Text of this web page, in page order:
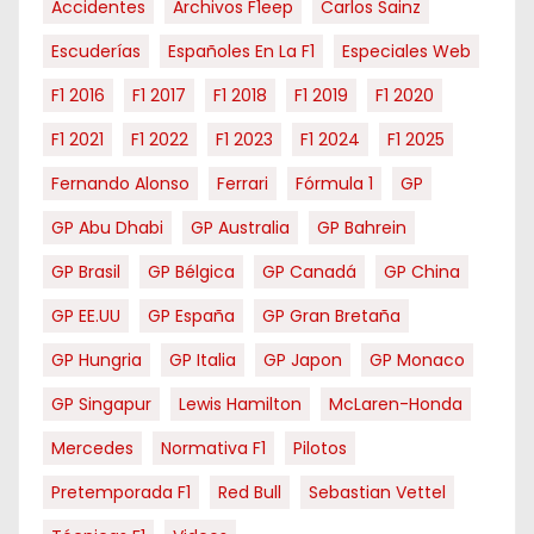
Accidentes Archivos F1eep
Carlos Sainz
Escuderías
Españoles En La F1
Especiales Web
F1 2016
F1 2017 F1 2018 F1 2019
F1 2020
F1 2021
F1 2022 F1 2023 F1 2024
F1 2025
Fernando Alonso
Ferrari Fórmula 1
GP
GP Abu Dhabi
GP Australia
GP Bahrein
GP Brasil
GP Bélgica GP Canadá
GP China
GP EE.UU
GP España
GP Gran Bretaña
GP Hungria
GP Italia GP Japon
GP Monaco
GP Singapur
Lewis Hamilton
McLaren-Honda
Mercedes
Normativa F1
Pilotos
Pretemporada F1
Red Bull
Sebastian Vettel